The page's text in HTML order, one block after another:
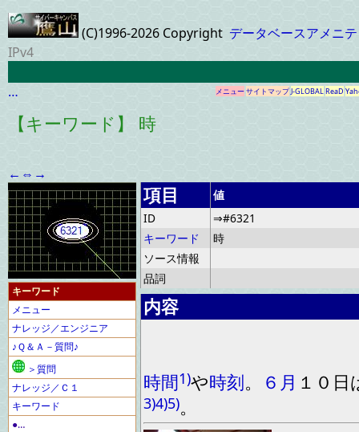
(C)1996-2026 Copyright データベースアメニ
IPv4
… メニューサイトマップJ-GLOBALReaD
【キーワード】 時
← ⇔ →
キーワード
メニュー
ナレッジ／エンジニア
♪Ｑ＆Ａ－質問♪
＞質問
ナレッジ／Ｃ１
キーワード
●…
項目
値
ID
⇒#6321
キーワード
時
ソース情報
品詞
内容
時間1)や時刻。 ６月 １０ 日
3)4)5)。